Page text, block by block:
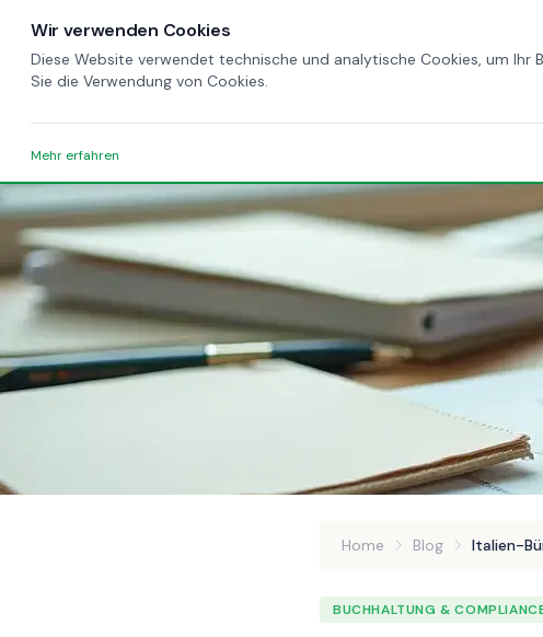
Home Blog Italien-
BUCHHALTUNG &
Wir verwenden Cookies
Diese Website verwendet technische und analytische Cookies, um Ihr
Sie die Verwendung von Cookies.
Mehr erfahren